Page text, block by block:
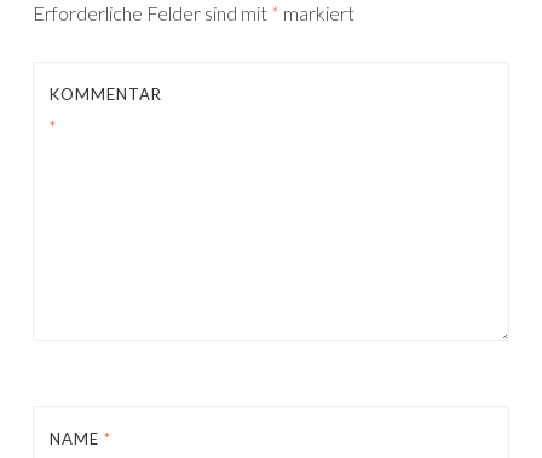
Erforderliche Felder sind mit * markiert
KOMMENTAR
*
NAME *